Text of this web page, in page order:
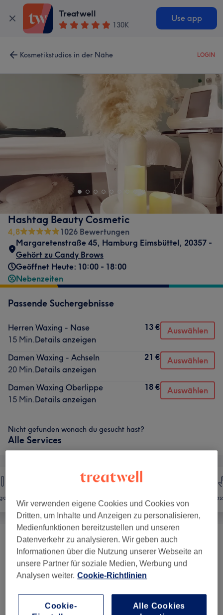
Treatwell
130K
Use app
Kosmetikstudios in der Nähe LOGIN
Hashtag Beauty Cosmetic
4,8
1026 Bewertungen
Margaretenstraße 45, Hamburg Eimsbüttel, 20357 -
Gehört zu Candy Brows
Geöffnet Heute: 10:00 - 18:00
Nebenzeiten
Passende Suchergebnisse
Herren Waxing - Nase
15 Min.Details anzeigen
13 € Auswählen
Damen Waxing - Achseln
20 Min.Details anzeigen
21 € Auswählen
Damen Waxing Oberlippe
15 Min.Details anzeigen
18 € Auswählen
Nicht gefunden wonach du gesucht hast?
Alle Services
Damen Waxing (10) ab 18 €
Herren-Waxing 5) ab 13 €
Salonbewertungen
Wir verwenden eigene Cookies und Cookies von
Dritten, um Inhalte und Anzeigen zu personalisieren,
Medienfunktionen bereitzustellen und unseren
Datenverkehr zu analysieren. Wir geben auch
Informationen über die Nutzung unserer Webseite an
unsere Partner für soziale Medien, Werbung und
Analysen weiter. Cookie-Richtlinien
Cookie-
Alle Cookies